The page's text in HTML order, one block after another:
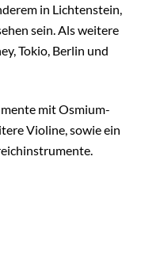
in Lichtenstein,
sein. Als weitere
Tokio, Berlin und
mit Osmium-
Violine, sowie ein